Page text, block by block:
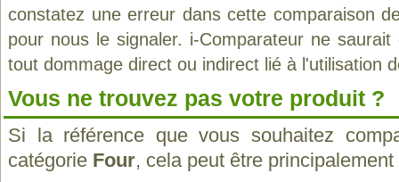
constatez une erreur dans cette comparaison
pour nous le signaler. i-Comparateur ne
tout dommage direct ou indirect lié à l'utilisation
Vous ne trouvez pas votre produit ?
Si la référence que vous souhaitez
catégorie Four, cela peut être